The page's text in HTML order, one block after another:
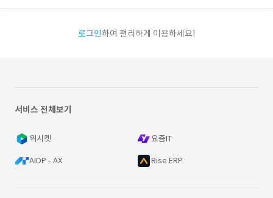
로그인하여 편리하게 이용하세요!
서비스 전체보기
위시켓 요즘IT
AIDP - AX Rise ERP